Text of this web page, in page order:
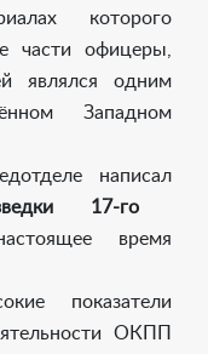
которого
части офицеры,
являлся одним
Западном
написал
17-го
время
показатели
ОКПП